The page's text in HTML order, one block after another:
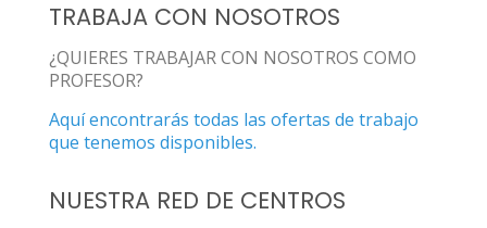
TRABAJA CON NOSOTROS
¿QUIERES TRABAJAR CON NOSOTROS COMO
PROFESOR?
Aquí encontrarás todas las ofertas de trabajo
que tenemos disponibles.
NUESTRA RED DE CENTROS